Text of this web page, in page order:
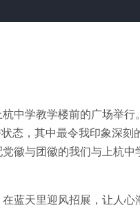
中学教学楼前的广场举行
态，其中最令我印象深刻
徽与团徽的我们与上杭中
天里迎风招展，让人心